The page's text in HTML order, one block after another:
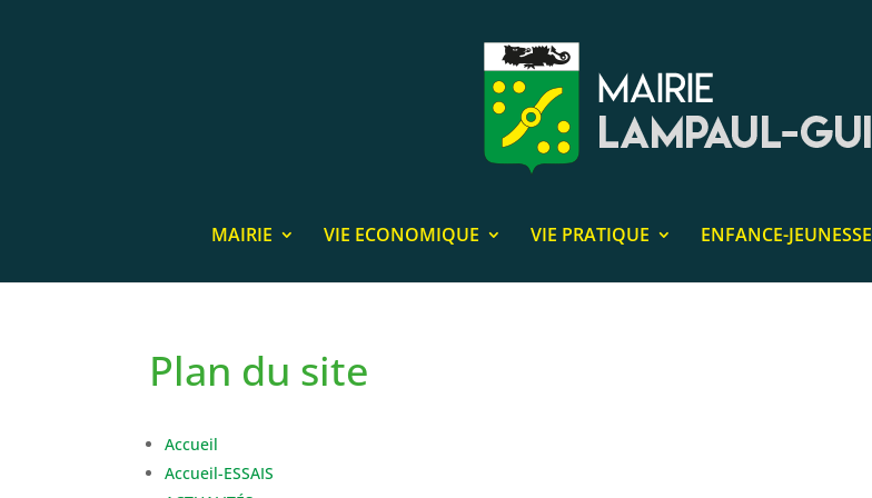
MAIRIE VIE ECONOMIQUE VIE PRATIQUE ENFANCE-JEUNESSE
Plan du site
Accueil
Accueil-ESSAIS